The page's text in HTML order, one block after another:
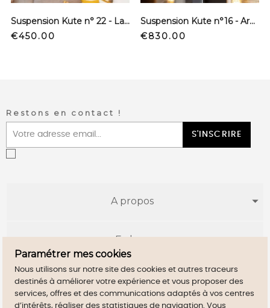
Suspension Kute n° 22 - Laiton
Price
€450.00
Suspension Kute n°16 - Argenté
Price
€830.00
Restons en contact !
S'INSCRIRE
A propos
E-shop
Infos utiles
Paramétrer mes cookies
Nous utilisons sur notre site des cookies et autres traceurs
destinés à améliorer votre expérience et vous proposer des
services, offres et des communications adaptés à vos centres
d’intérêts, réaliser des statistiques de navigation. Vous